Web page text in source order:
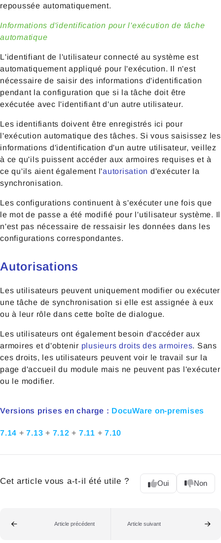
repoussée automatiquement.
Informations d'identification pour l'exécution de tâche
automatique
L'identifiant de l'utilisateur connecté au système est
automatiquement appliqué pour l'exécution. Il n'est
nécessaire de saisir des informations d'identification
pendant la configuration que si la tâche doit être
exécutée avec l'identifiant d'un autre utilisateur.
Les identifiants doivent être enregistrés ici pour
l'exécution automatique des tâches. Si vous saisissez les
informations d'identification d'un autre utilisateur, veillez
à ce qu'ils puissent accéder aux armoires requises et à
ce qu'ils aient également l'autorisation d'exécuter la
synchronisation.
Les configurations continuent à s'exécuter une fois que
le mot de passe a été modifié pour l'utilisateur système. Il
n'est pas nécessaire de ressaisir les données dans les
configurations correspondantes.
Autorisations
Les utilisateurs peuvent uniquement modifier ou exécuter
une tâche de synchronisation si elle est assignée à eux
ou à leur rôle dans cette boîte de dialogue.
Les utilisateurs ont également besoin d'accéder aux
armoires et d'obtenir plusieurs droits des armoires. Sans
ces droits, les utilisateurs peuvent voir le travail sur la
page d'accueil du module mais ne peuvent pas l'exécuter
ou le modifier.
Versions prises en charge : DocuWare on-premises
7.14 +7.13 + 7.12+ 7.11 + 7.10
Cet article vous a-t-il été utile ? Oui Non
Article précédent Article suivant